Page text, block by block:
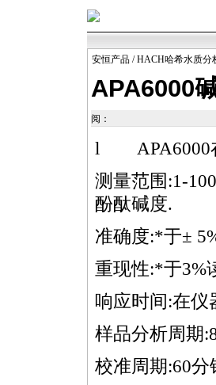
安恒产品 /HACH哈希水质分
APA6000
阅：
l APA6000
测量范围:1-
酚酞碱度.
准确度:*于±
重现性:*于3%
响应时间:在仪
样品分析周期
校准周期:60分